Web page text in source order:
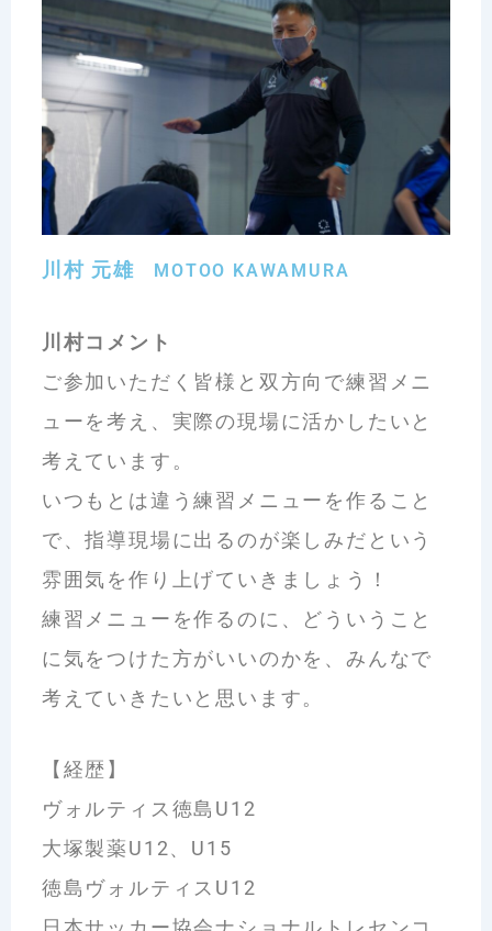
川村 元雄 MOTOO KAWAMURA
川村コメント
ご参加いただく皆様と双方向で練習メニ
ューを考え、実際の現場に活かしたいと
考えています。
いつもとは違う練習メニューを作ること
で、指導現場に出るのが楽しみだという
雰囲気を作り上げていきましょう！
練習メニューを作るのに、どういうこと
に気をつけた方がいいのかを、みんなで
考えていきたいと思います。
【経歴】
ヴォルティス徳島U12
大塚製薬U12、U15
徳島ヴォルティスU12